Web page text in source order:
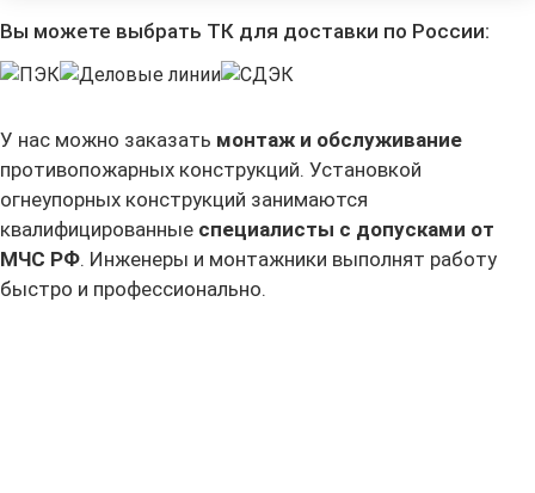
Вы можете выбрать ТК для доставки по России:
У нас можно заказать монтаж и обслуживание
противопожарных конструкций. Установкой
огнеупорных конструкций занимаются
квалифицированные специалисты с допусками от
МЧС РФ. Инженеры и монтажники выполнят работу
быстро и профессионально.